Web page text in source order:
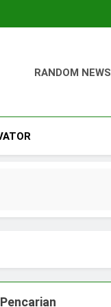
RANDOM NEWS
Pencarian